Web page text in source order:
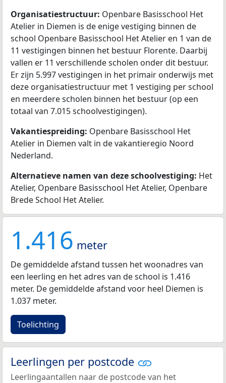
Organisatiestructuur: Openbare Basisschool Het
Atelier in Diemen is de enige vestiging binnen de
school Openbare Basisschool Het Atelier en 1 van de
11 vestigingen binnen het bestuur Florente. Daarbij
vallen er 11 verschillende scholen onder dit bestuur.
Er zijn 5.997 vestigingen in het primair onderwijs met
deze organisatiestructuur met 1 vestiging per school
en meerdere scholen binnen het bestuur (op een
totaal van 7.015 schoolvestigingen).
Vakantiespreiding: Openbare Basisschool Het
Atelier in Diemen valt in de vakantieregio Noord
Nederland.
Alternatieve namen van deze schoolvestiging: Het
Atelier, Openbare Basisschool Het Atelier, Openbare
Brede School Het Atelier.
1.416 meter
De gemiddelde afstand tussen het woonadres van
een leerling en het adres van de school is 1.416
meter. De gemiddelde afstand voor heel Diemen is
1.037 meter.
Toelichting
Leerlingen per postcode
Leerlingaantallen naar de postcode van het